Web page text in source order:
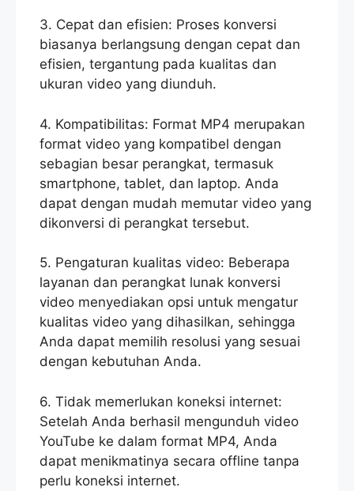
3. Cepat dan efisien: Proses konversi
biasanya berlangsung dengan cepat dan
efisien, tergantung pada kualitas dan
ukuran video yang diunduh.
4. Kompatibilitas: Format MP4 merupakan
format video yang kompatibel dengan
sebagian besar perangkat, termasuk
smartphone, tablet, dan laptop. Anda
dapat dengan mudah memutar video yang
dikonversi di perangkat tersebut.
5. Pengaturan kualitas video: Beberapa
layanan dan perangkat lunak konversi
video menyediakan opsi untuk mengatur
kualitas video yang dihasilkan, sehingga
Anda dapat memilih resolusi yang sesuai
dengan kebutuhan Anda.
6. Tidak memerlukan koneksi internet:
Setelah Anda berhasil mengunduh video
YouTube ke dalam format MP4, Anda
dapat menikmatinya secara offline tanpa
perlu koneksi internet.